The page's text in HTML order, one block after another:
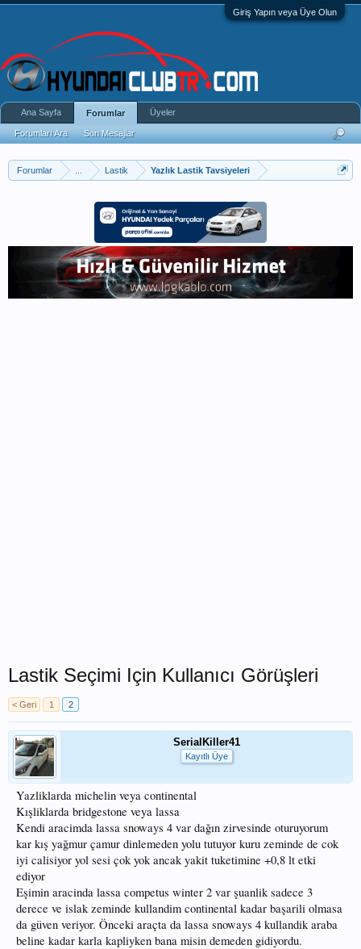
Giriş Yapın veya Üye Olun
Forumlar Lastik Yazlık Lastik Tavsiyeleri
Lastik Seçimi Için Kullanıcı Görüşleri
< Geri 1 2
SerialKiller41
Kayıtlı Üye
Yazliklarda michelin veya continental
Kışliklarda bridgestone veya lassa
Kendi aracimda lassa snoways 4 var dağın zirvesinde oturuyorum
kar kış yağmur çamur dinlemeden yolu tutuyor kuru zeminde de cok
iyi calisiyor yol sesi çok yok ancak yakit tuketimine +0,8 lt etki
ediyor
Eşimin aracinda lassa competus winter 2 var şuanlik sadece 3
derece ve islak zeminde kullandim continental kadar başarili olmasa
da güven veriyor. Önceki araçta da lassa snoways 4 kullandik araba
beline kadar karla kapliyken bana misin demeden gidiyordu.
Ana Sayfa Forumlar
Forumları Ara Son Mesajlar
Üyeler